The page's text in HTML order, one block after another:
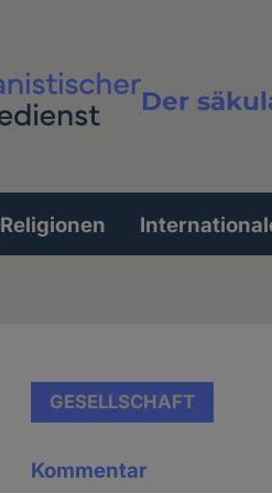
Der
Religionen
GESELLSCHAFT
Kommentar